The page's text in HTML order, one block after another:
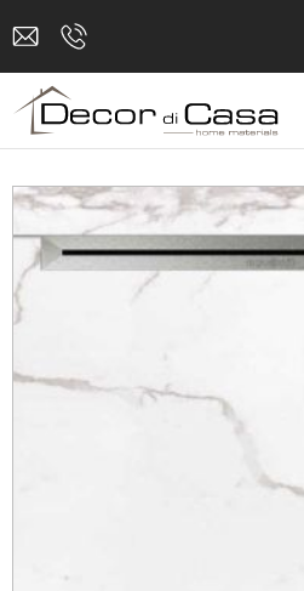
ΕΙΔΗ ΥΓΙΕΙΝΗΣ
ΜΠΑΤΑΡΙΕΣ
ΠΛΑΚΑΚΙΑ
ΑΞΕΣΟΥΑΡ ΜΠΑΝΙΟΥ
ΕΠΙΠΛΑ ΜΠΑΝΙΟΥ